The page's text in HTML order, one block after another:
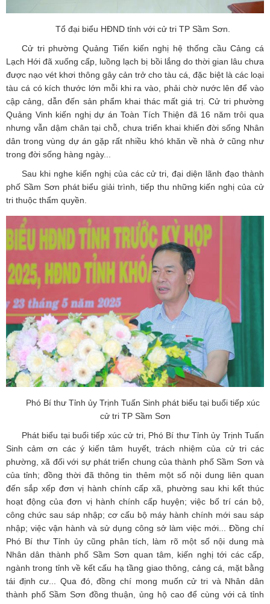
Tổ đại biểu HĐND tỉnh với cử tri TP Sầm Sơn.
Cử tri phường Quảng Tiến kiến nghị hệ thống cầu Cảng cá
Lạch Hới đã xuống cấp, luồng lạch bị bồi lắng do thời gian lâu chưa
được nạo vét khơi thông gây cản trở cho tàu cá, đặc biệt là các loại
tàu cá có kích thước lớn mỗi khi ra vào, phải chờ nước lên để vào
cập cảng, dẫn đến sản phẩm khai thác mất giá trị. Cử tri phường
Quảng Vinh kiến nghị dự án Toàn Tích Thiện đã 16 năm trôi qua
nhưng vẫn dậm chân tại chỗ, chưa triển khai khiến đời sống Nhân
dân trong vùng dự án gặp rất nhiều khó khăn về nhà ở cũng như
trong đời sống hàng ngày...
Sau khi nghe kiến nghị của các cử tri, đại diện lãnh đạo thành
phố Sầm Sơn phát biểu giải trình, tiếp thu những kiến nghị của cử
tri thuộc thẩm quyền.
Phó Bí thư Tỉnh ủy Trịnh Tuấn Sinh phát biểu tại buổi tiếp xúc
cử tri TP Sầm Sơn
Phát biểu tại buổi tiếp xúc cử tri, Phó Bí thư Tỉnh ủy Trịnh Tuấn
Sinh cảm ơn các ý kiến tâm huyết, trách nhiệm của cử tri các
phường, xã đối với sự phát triển chung của thành phố Sầm Sơn và
của tỉnh; đồng thời đã thông tin thêm một số nội dung liên quan
đến sắp xếp đơn vị hành chính cấp xã, phường sau khi kết thúc
hoạt động của đơn vị hành chính cấp huyện; việc bố trí cán bộ,
công chức sau sáp nhập; cơ cấu bộ máy hành chính mới sau sáp
nhập; việc vận hành và sử dụng công sở làm việc mới... Đồng chí
Phó Bí thư Tỉnh ủy cũng phân tích, làm rõ một số nội dung mà
Nhân dân thành phố Sầm Sơn quan tâm, kiến nghị tới các cấp,
ngành trong tỉnh về kết cấu hạ tầng giao thông, cảng cá, mặt bằng
tái định cư... Qua đó, đồng chí mong muốn cử tri và Nhân dân
thành phố Sầm Sơn đồng thuận, ủng hộ cao để cùng với cả tỉnh